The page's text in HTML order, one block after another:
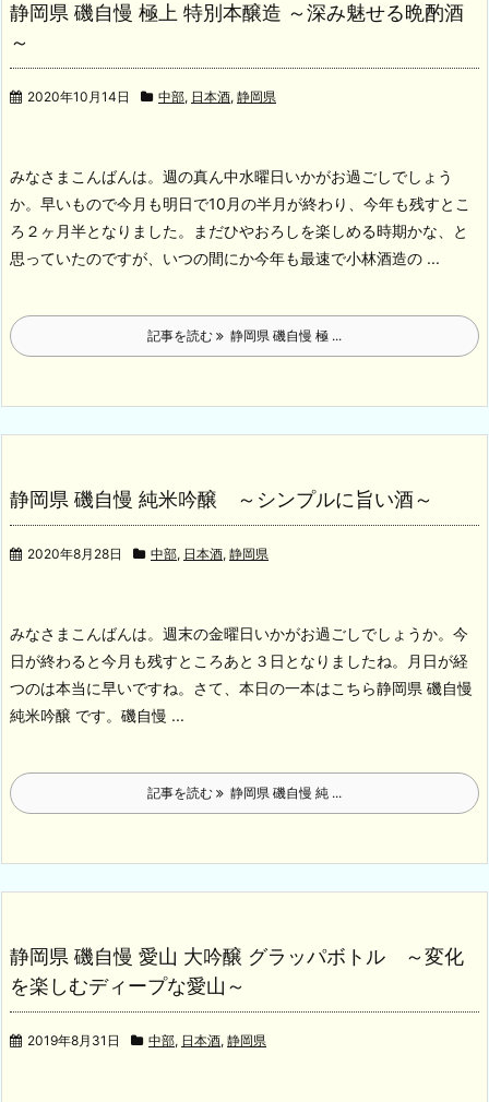
静岡県 磯自慢 極上 特別本醸造 ～深み魅せる晩酌酒
～
2020年10月14日 中部, 日本酒, 静岡県
みなさまこんばんは。週の真ん中水曜日いかがお過ごしでしょう
か。早いもので今月も明日で10月の半月が終わり、今年も残すとこ
ろ２ヶ月半となりました。まだひやおろしを楽しめる時期かな、と
思っていたのですが、いつの間にか今年も最速で小林酒造の ...
記事を読む 静岡県 磯自慢 極 ...
静岡県 磯自慢 純米吟醸 ～シンプルに旨い酒～
2020年8月28日 中部, 日本酒, 静岡県
みなさまこんばんは。週末の金曜日いかがお過ごしでしょうか。今
日が終わると今月も残すところあと３日となりましたね。月日が経
つのは本当に早いですね。 さて、本日の一本はこちら静岡県 磯自慢
純米吟醸 です。磯自慢 ...
記事を読む 静岡県 磯自慢 純 ...
静岡県 磯自慢 愛山 大吟醸 グラッパボトル ～変化
を楽しむディープな愛山～
2019年8月31日 中部, 日本酒, 静岡県